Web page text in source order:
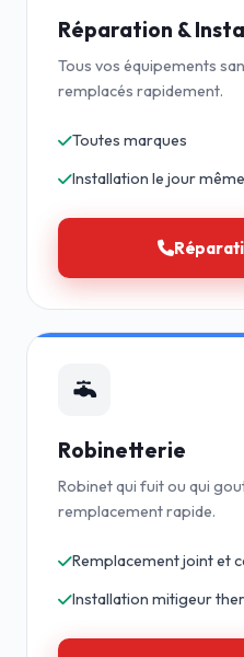
Réparation &
Tous vos équipements
remplacés rapidement.
Toutes marques
Installation le jour même
Robinetterie
Robinet qui fuit ou qui
remplacement rapide.
Remplacement joint et
Installation mitigeur